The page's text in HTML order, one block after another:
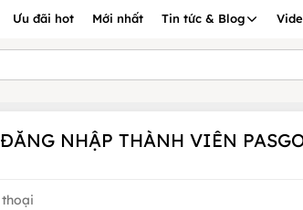
Ưu đãi hot Mới nhất Tin tức & Blog
ĐĂNG NHẬP THÀNH VIÊN